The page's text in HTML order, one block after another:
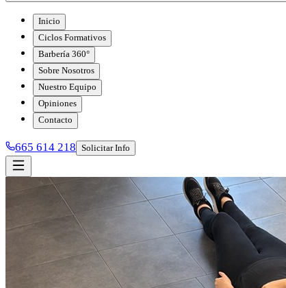
Inicio
Ciclos Formativos
Barbería 360°
Sobre Nosotros
Nuestro Equipo
Opiniones
Contacto
665 614 218 Solicitar Info